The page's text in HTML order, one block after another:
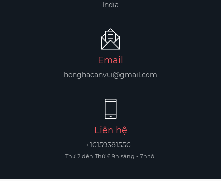
India
Email
honghacanvui@gmail.com
Liên hệ
+16159381556 -
Thứ 2 đến Thứ 6 9h sáng - 7h tối